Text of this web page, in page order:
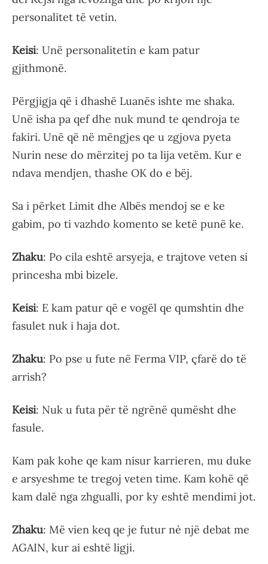
personalitet të vetin.
Keisi: Unë personalitetin e kam patur
gjithmonë.
Përgjigja që i dhashë Luanës ishte me shaka.
Unë isha pa qef dhe nuk mund te qendroja te
fakiri. Unë që në mëngjes qe u zgjova pyeta
Nurin nese do mërzitej po ta lija vetëm. Kur e
ndava mendjen, thashe OK do e bëj.
Sa i përket Limit dhe Albës mendoj se e ke
gabim, po ti vazhdo komento se ketë punë ke.
Zhaku: Po cila eshtë arsyeja, e trajtove veten si
princesha mbi bizele.
Keisi: E kam patur që e vogël qe qumshtin dhe
fasulet nuk i haja dot.
Zhaku: Po pse u fute në Ferma VIP, çfarë do të
arrish?
Keisi: Nuk u futa për të ngrënë qumësht dhe
fasule.
Kam pak kohe qe kam nisur karrieren, mu duke
e arsyeshme te tregoj veten time. Kam kohë që
kam dalë nga zhgualli, por ky eshtë mendimi jot.
Zhaku: Më vien keq qe je futur nè një debat me
AGAIN, kur ai eshtë ligji.